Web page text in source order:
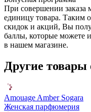
При совершении
единицу товара. Таким
скидок и акций, Вы
баллы, которые можете
в нашем магазине.
Другие товары
Amouage Amber Sogara
Женская парфюмерия